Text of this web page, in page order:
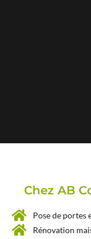
Chez AB
Pose de portes
Rénovation